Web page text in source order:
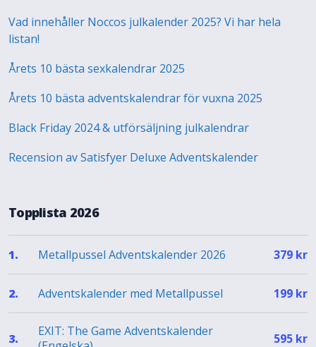
Vad innehåller Noccos julkalender 2025? Vi har hela
listan!
Årets 10 bästa sexkalendrar 2025
Årets 10 bästa adventskalendrar för vuxna 2025
Black Friday 2024 & utförsäljning julkalendrar
Recension av Satisfyer Deluxe Adventskalender
Topplista 2026
1. Metallpussel Adventskalender 2026 379 kr
2. Adventskalender med Metallpussel 199 kr
3.
EXIT: The Game Adventskalender
595 kr